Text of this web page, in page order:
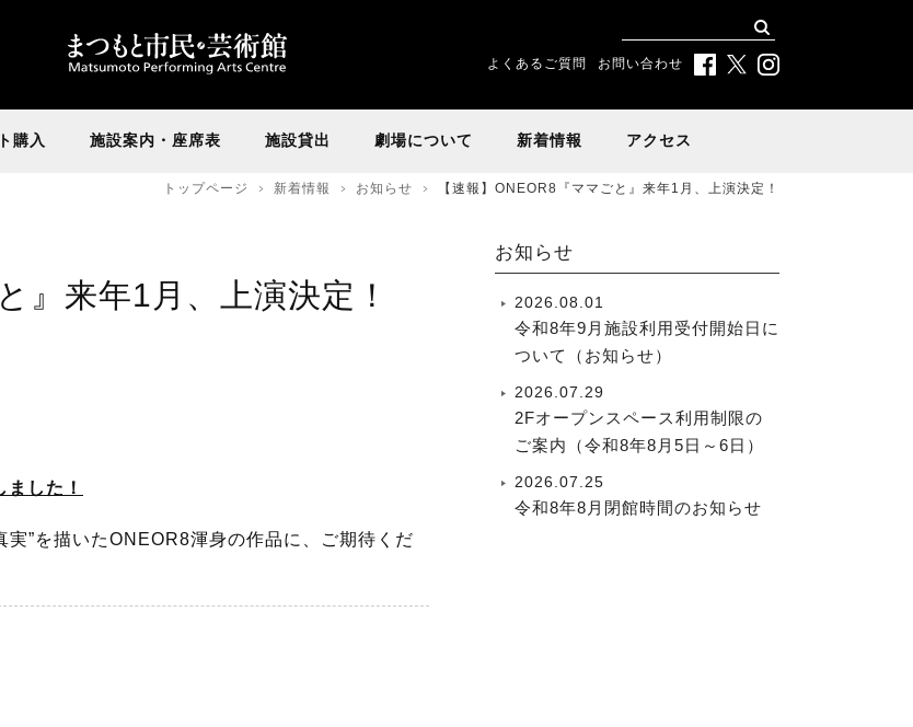
よくあるご質問 お問い合わせ
購入 施設案内・座席表 施設貸出 劇場について 新着情報 アクセス
トップページ 新着情報 お知らせ 【速報】ONEOR8『ママごと』来年1月、上演決定！
』来年1月、上演決定！
した！
”を描いたONEOR8渾身の作品に、ご期待くだ
お知らせ
2026.08.01
令和8年9月施設利用受付開始日に
ついて（お知らせ）
2026.07.29
2Fオープンスペース利用制限の
ご案内（令和8年8月5日～6日）
2026.07.25
令和8年8月閉館時間のお知らせ